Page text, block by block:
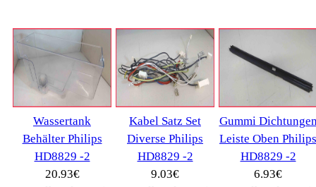
DeLonghi(7443)
Gaggia
Gastroback(50)
Jura(14045)
Krups (3904)
Lavazza(68)
Melitta(2275)
Miele(250)
Nestle(72)
Ningbo Merol(52)
NIVONA(1403)
(134)